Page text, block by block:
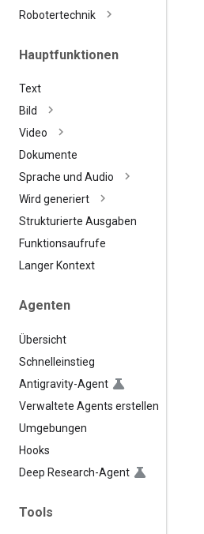
Robotertechnik
Hauptfunktionen
Text
Bild
Video
Dokumente
Sprache und Audio
Wird generiert
Strukturierte Ausgaben
Funktionsaufrufe
Langer Kontext
Agenten
Übersicht
Schnelleinstieg
Antigravity-Agent
Verwaltete Agents erstellen
Umgebungen
Hooks
Deep Research-Agent
Tools